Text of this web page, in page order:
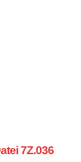
7Z.036